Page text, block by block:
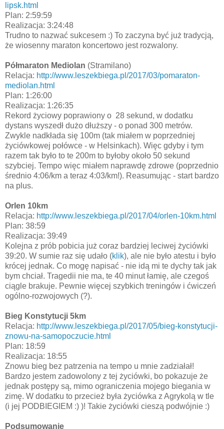
lipsk.html
Plan: 2:59:59
Realizacja: 3:24:48
Trudno to nazwać sukcesem :) To zaczyna być już tradycją,
że wiosenny maraton koncertowo jest rozwalony.
Półmaraton Mediolan (Stramilano)
Relacja: http://www.leszekbiega.pl/2017/03/pomaraton-
mediolan.html
Plan: 1:26:00
Realizacja: 1:26:35
Rekord życiowy poprawiony o 28 sekund, w dodatku
dystans wyszedł dużo dłuższy - o ponad 300 metrów.
Zwykle nadkłada się 100m (tak miałem w poprzedniej
życiówkowej połówce - w Helsinkach). Więc gdyby i tym
razem tak było to te 200m to byłoby około 50 sekund
szybciej. Tempo więc miałem naprawdę zdrowe (poprzednio
średnio 4:06/km a teraz 4:03/km!). Reasumując - start bardzo
na plus.
Orlen 10km
Relacja: http://www.leszekbiega.pl/2017/04/orlen-10km.html
Plan: 38:59
Realizacja: 39:49
Kolejna z prób pobicia już coraz bardziej leciwej życiówki
39:20. W sumie raz się udało (klik), ale nie było atestu i było
krócej jednak. Co mogę napisać - nie idą mi te dychy tak jak
bym chciał. Tragedii nie ma, te 40 minut łamię, ale czegoś
ciągle brakuje. Pewnie więcej szybkich treningów i ćwiczeń
ogólno-rozwojowych (?).
Bieg Konstytucji 5km
Relacja: http://www.leszekbiega.pl/2017/05/bieg-konstytucji-
znowu-na-samopoczucie.html
Plan: 18:59
Realizacja: 18:55
Znowu bieg bez patrzenia na tempo u mnie zadziałał!
Bardzo jestem zadowolony z tej życiówki, bo pokazuje że
jednak postępy są, mimo ograniczenia mojego biegania w
zimę. W dodatku to przecież była życiówka z Agrykolą w tle
(i jej PODBIEGIEM :) )! Takie życiówki cieszą podwójnie :)
Podsumowanie